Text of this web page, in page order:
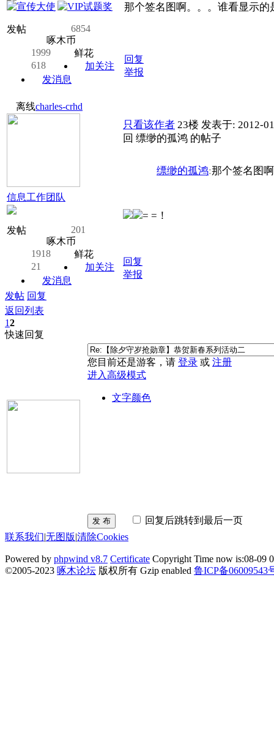
发帖
6854
啄木币
1999
鲜花
618
加关注
发消息
那个签名图啊。。。谁看显示的
回复
举报
离线charles-crhd
信息工作团队
发帖
201
啄木币
1918
鲜花
21
加关注
发消息
只看该作者 23楼 发表于: 2012-
回 缥缈的孤鸿 的帖子
缥缈的孤鸿:那个签名图
= =！
回复
举报
发帖 回复
返回列表
12
快速回复
您目前还是游客，请 登录 或 注册
进入高级模式
文字颜色
发 布
回复后跳转到最后一页
联系我们|无图版|清除Cookies
Powered by phpwind v8.7 Certificate Copyright Time now is:08-09
©2005-2023 啄木论坛 版权所有 Gzip enabled 鲁ICP备06009543